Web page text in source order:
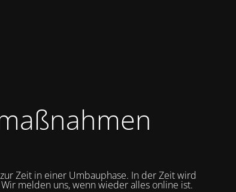
Zeit in einer Umbauphase. In der Zeit wird
melden uns, wenn wieder alles online ist.